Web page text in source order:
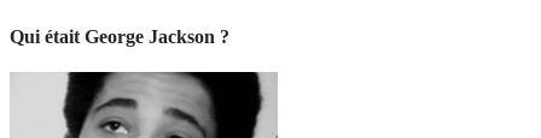
Qui était George Jackson ?